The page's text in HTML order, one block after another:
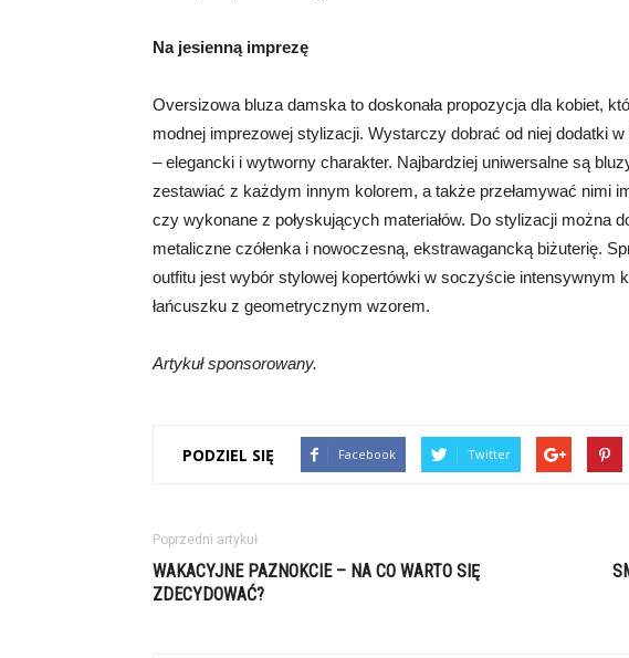
Na jesienną imprezę
Oversizowa bluza damska to doskonała propozycja dla kobiet,
modnej imprezowej stylizacji. Wystarczy dobrać od niej dodatki
– elegancki i wytworny charakter. Najbardziej uniwersalne są
zestawiać z każdym innym kolorem, a także przełamywać nimi
czy wykonane z połyskujących materiałów. Do stylizacji można
metaliczne czółenka i nowoczesną, ekstrawagancką biżuterię.
outfitu jest wybór stylowej kopertówki w soczyście intensywnym
łańcuszku z geometrycznym wzorem.
Artykuł sponsorowany.
PODZIEL SIĘ Facebook Twitter
Poprzedni artykuł
WAKACYJNE PAZNOKCIE – NA CO WARTO SIĘ
ZDECYDOWAĆ?